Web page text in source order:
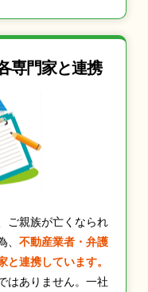
専門家と連携
ご親族が亡くなられ
不動産業者・弁護
連携しています。
はありません。一社